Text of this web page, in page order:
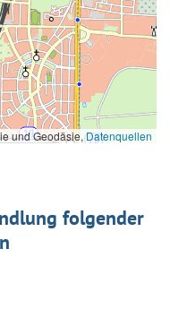
und Geodäsie,Datenquellen
folgender